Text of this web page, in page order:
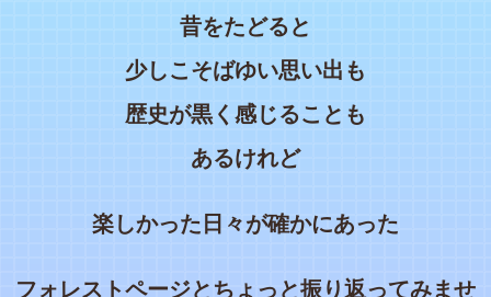
昔をたどると
少しこそばゆい思い出も
歴史が黒く感じることも
あるけれど
楽しかった日々が確かにあった
フォレストページとちょっと振り返ってみませ